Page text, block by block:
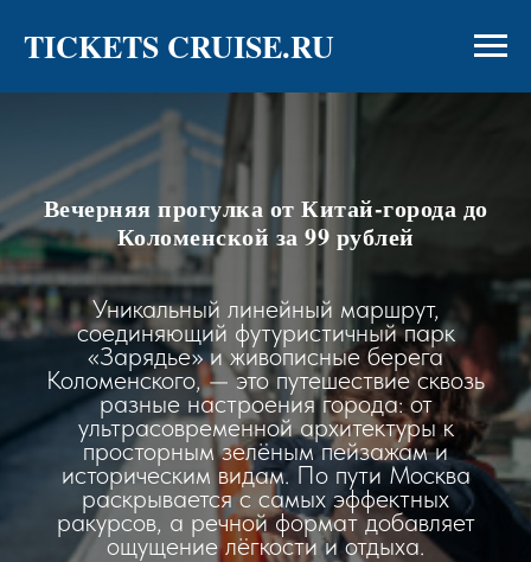
TICKETS CRUISE.RU
Вечерняя прогулка от Китай-города до
Коломенской за 99 рублей
Уникальный линейный маршрут,
соединяющий футуристичный парк
«Зарядье» и живописные берега
Коломенского, — это путешествие сквозь
разные настроения города: от
ультрасовременной архитектуры к
просторным зелёным пейзажам и
историческим видам. По пути Москва
раскрывается с самых эффектных
ракурсов, а речной формат добавляет
ощущение лёгкости и отдыха.